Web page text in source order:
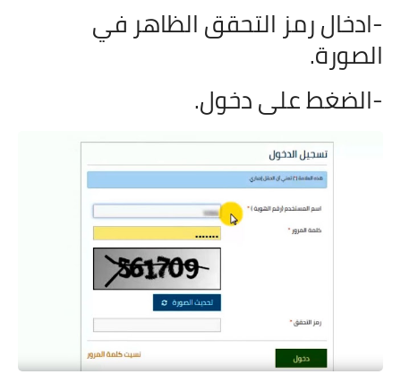
-ادخال رمز التحقق الظاهر في
الصورة.
-الضغط على دخول.